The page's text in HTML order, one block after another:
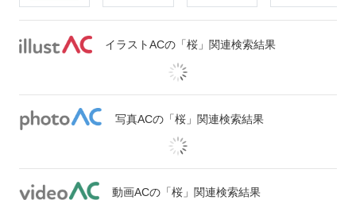
イラストACの「桜」関連検索結果
写真ACの「桜」関連検索結果
動画ACの「桜」関連検索結果